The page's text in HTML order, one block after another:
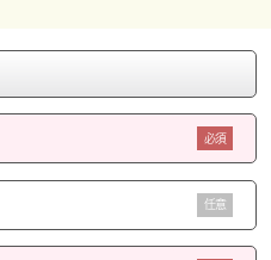
必須
任意